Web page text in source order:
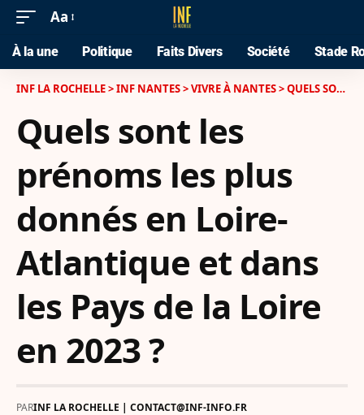
Aa
À la une Politique Faits Divers Société Stade
INF LA ROCHELLE>INF NANTES>VIVRE À NANTES>QUELS SONT LES PRÉNOMS LES PLUS DONNÉS EN LOIRE-ATLANTIQUE ET DANS LES PAYS DE LA LOIRE EN 2023 ?
Quels sont les
prénoms les plus
donnés en Loire-
Atlantique et dans
les Pays de la Loire
en 2023 ?
PARINF LA ROCHELLE | CONTACT@INF-INFO.FR